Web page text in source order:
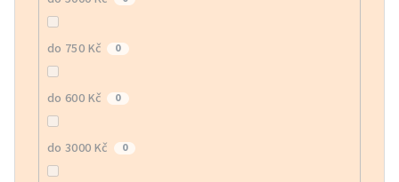
do 750 Kč 0
do 600 Kč 0
do 3000 Kč 0